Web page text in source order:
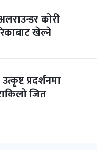
कोरी
खेल्ने
प्रदर्शनमा
जित